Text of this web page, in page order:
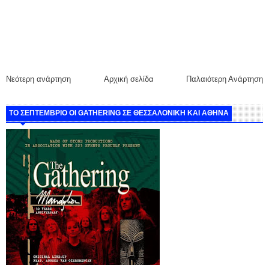
Νεότερη ανάρτηση Παλαιότερη Ανάρτηση
Αρχική σελίδα
ΤΟ ΣΕΠΤΕΜΒΡΙΟ ΟΙ GATHERING ΣΕ ΘΕΣΣΑΛΟΝΙΚΗ ΚΑΙ ΑΘΗΝΑ